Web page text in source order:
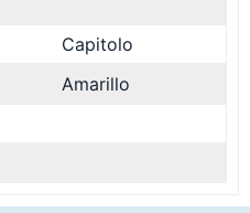
Capitolo
Amarillo